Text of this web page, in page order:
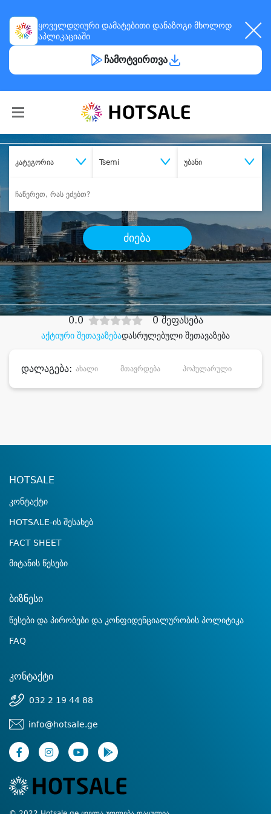
ყოველდღიური დამატებითი დანაზოგი მხოლოდ
აპლიკაციაში
ჩამოტვირთვა
კატეგორია Tsemi უბანი
ძიება
შეიძინესასურველი მომსახურება
დიდი დანაზოგით
აქტიური შეთავაზებადასრულებული შეთავაზება
0.0 0 შეფასება
დალაგება: ახალი მთავრდება პოპულარული
HOTSALE
კონტაქტი
HOTSALE-ის შესახებ
FACT SHEET
მიტანის წესები
ბიზნესი
წესები და პირობები და კონფიდენციალურობის პოლიტიკა
FAQ
კონტაქტი
032 2 19 44 88
info@hotsale.ge